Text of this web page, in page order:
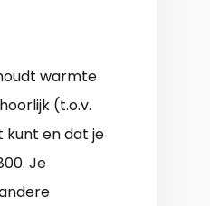
warmte
(t.o.v.
kunt en dat je
Je